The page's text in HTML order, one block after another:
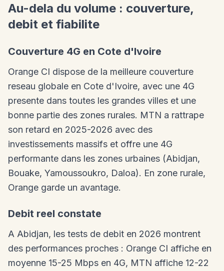
Au-dela du volume : couverture,
debit et fiabilite
Couverture 4G en Cote d'Ivoire
Orange CI dispose de la meilleure couverture
reseau globale en Cote d'Ivoire, avec une 4G
presente dans toutes les grandes villes et une
bonne partie des zones rurales. MTN a rattrape
son retard en 2025-2026 avec des
investissements massifs et offre une 4G
performante dans les zones urbaines (Abidjan,
Bouake, Yamoussoukro, Daloa). En zone rurale,
Orange garde un avantage.
Debit reel constate
A Abidjan, les tests de debit en 2026 montrent
des performances proches : Orange CI affiche en
moyenne 15-25 Mbps en 4G, MTN affiche 12-22